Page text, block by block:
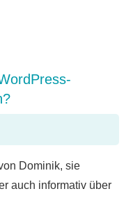
Dominik, sie
auch informativ über